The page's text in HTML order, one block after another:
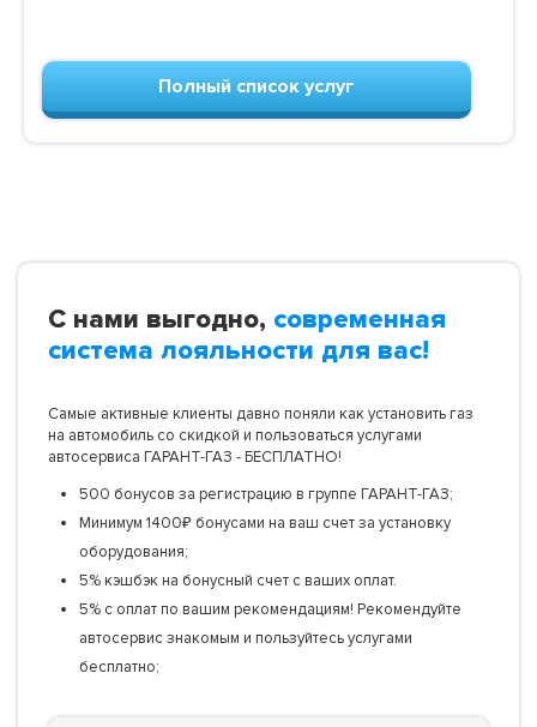
Полный список услуг
С нами выгодно, современная
система лояльности для вас!
Самые активные клиенты давно поняли как установить газ
на автомобиль со скидкой и пользоваться услугами
автосервиса ГАРАНТ-ГАЗ - БЕСПЛАТНО!
500 бонусов за регистрацию в группе ГАРАНТ-ГАЗ;
Минимум 1400₽ бонусами на ваш счет за установку
оборудования;
5% кэшбэк на бонусный счет с ваших оплат.
5% с оплат по вашим рекомендациям! Рекомендуйте
автосервис знакомым и пользуйтесь услугами
бесплатно;